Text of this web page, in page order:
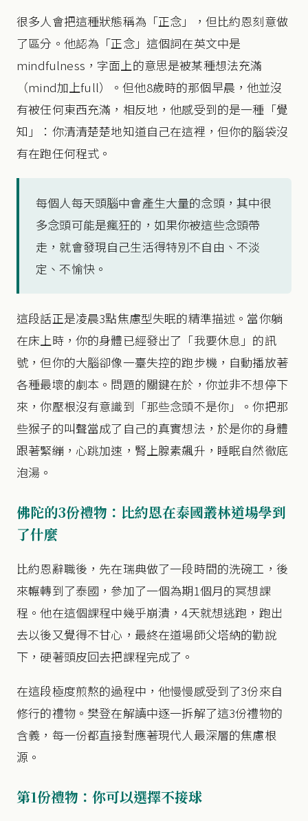
很多人會把這種狀態稱為「正念」，但比約恩刻意做
了區分。他認為「正念」這個詞在英文中是
mindfulness，字面上的意思是被某種想法充滿
（mind加上full）。但他8歲時的那個早晨，他並沒
有被任何東西充滿，相反地，他感受到的是一種「覺
知」：你清清楚楚地知道自己在這裡，但你的腦袋沒
有在跑任何程式。
每個人每天頭腦中會產生大量的念頭，其中很
多念頭可能是瘋狂的，如果你被這些念頭帶
走，就會發現自己生活得特別不自由、不淡
定、不愉快。
這段話正是凌晨3點焦慮型失眠的精準描述。當你躺
在床上時，你的身體已經發出了「我要休息」的訊
號，但你的大腦卻像一臺失控的跑步機，自動播放著
各種最壞的劇本。問題的關鍵在於，你並非不想停下
來，你壓根沒有意識到「那些念頭不是你」。你把那
些猴子的叫聲當成了自己的真實想法，於是你的身體
跟著緊繃，心跳加速，腎上腺素飆升，睡眠自然徹底
泡湯。
佛陀的3份禮物：比約恩在泰國叢林道場學到
了什麼
比約恩辭職後，先在瑞典做了一段時間的洗碗工，後
來輾轉到了泰國，參加了一個為期1個月的冥想課
程。他在這個課程中幾乎崩潰，4天就想逃跑，跑出
去以後又覺得不甘心，最終在道場師父塔納的勸說
下，硬著頭皮回去把課程完成了。
在這段極度煎熬的過程中，他慢慢感受到了3份來自
修行的禮物。樊登在解讀中逐一拆解了這3份禮物的
含義，每一份都直接對應著現代人最深層的焦慮根
源。
第1份禮物：你可以選擇不接球